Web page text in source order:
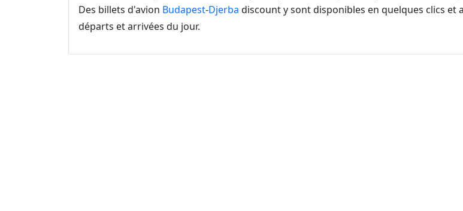
Des billets d'avion Budapest-Djerba discount y sont disponibles en quelques clics et
départs et arrivées du jour.